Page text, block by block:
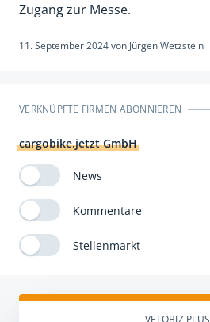
Zugang zur Messe.
11. September 2024vonJürgen Wetzstein
VERKNÜPFTE FIRMEN ABONNIEREN
cargobike.jetzt GmbH
News
Kommentare
Stellenmarkt